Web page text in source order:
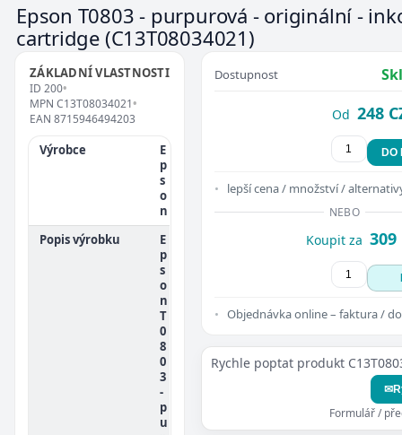
Epson T0803 - purpurová - originální -
cartridge (C13T08034021)
ZÁKLADNÍ VLASTNOSTI
ID 200•
MPN C13T08034021•
EAN 8715946494203
Výrobce
E
p
s
o
n
Popis výrobku
E
p
s
o
n
T
0
8
0
3
-
p
u
Dostupnost
Od 248
DO
lepší cena / množství /
NEBO
Koupit za 309
Objednávka online – faktura /
Rychle poptat produkt
✉
Formulář /